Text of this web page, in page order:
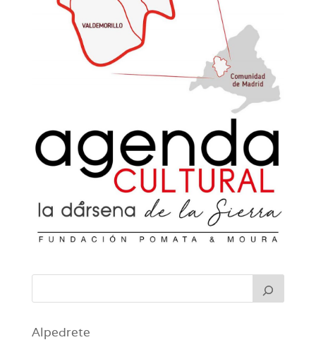
Alpedrete